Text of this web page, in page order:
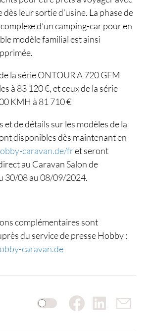
leur sortie d’usine. La phase de
d’un camping-car pour en
modèle familial est ainsi
la série ONTOUR A 720 GFM
à 83 120 €, et ceux de la série
KMH à 81 710 €
et de détails sur les modèles de la
disponibles dès maintenant en
caravan.de/fret seront
au Caravan Salon de
30/08 au 08/09/2024.
complémentaires sont
du service de presse Hobby :
caravan.de